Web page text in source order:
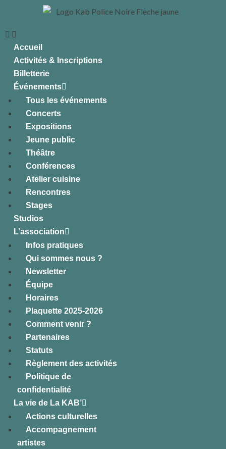
Accueil
Activités & Inscriptions
Billetterie
Événements
Tous les événements
Concerts
Expositions
Jeune public
Théâtre
Conférences
Atelier cuisine
Rencontres
Stages
Studios
L’association
Infos pratiques
Qui sommes nous ?
Newsletter
Équipe
Horaires
Plaquette 2025-2026
Comment venir ?
Partenaires
Statuts
Règlement des activités
Politique de
confidentialité
La vie de La KAB’
Actions culturelles
Accompagnement
artistes